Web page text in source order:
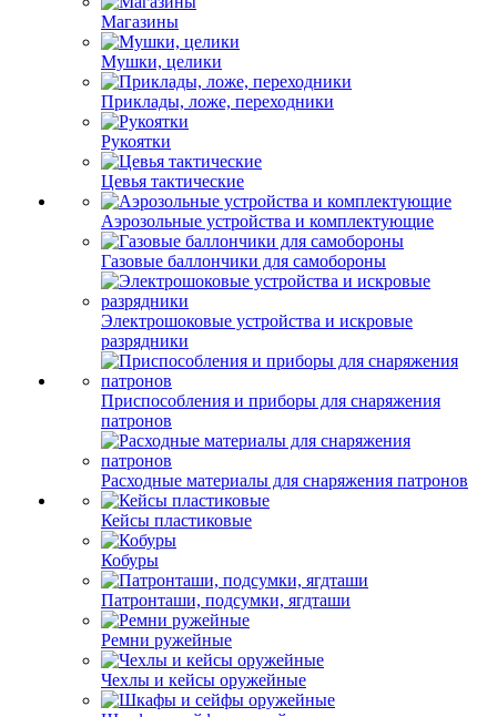
Магазины
Мушки, целики
Приклады, ложе, переходники
Рукоятки
Цевья тактические
Аэрозольные устройства и комплектующие
Газовые баллончики для самобороны
Электрошоковые устройства и искровые
разрядники
Приспособления и приборы для снаряжения
патронов
Расходные материалы для снаряжения патронов
Кейсы пластиковые
Кобуры
Патронташи, подсумки, ягдташи
Ремни ружейные
Чехлы и кейсы оружейные